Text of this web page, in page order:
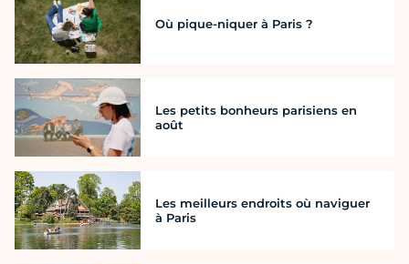
Où pique-niquer à Paris ?
Les petits bonheurs parisiens en
août
Les meilleurs endroits où naviguer
à Paris